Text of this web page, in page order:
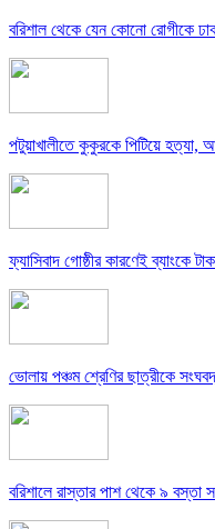
বরিশাল থেকে যেন কোনো রোগীকে
পটুয়াখালীতে কুকুরকে পিটিয়ে হত্যা,
ফ্যাসিবাদ গোষ্ঠীর কারণেই ব্যাংকে
ভোলায় পঞ্চম শ্রেণির ছাত্রীকে
বরিশালে রাস্তার পাশ থেকে ৯ বস্তা